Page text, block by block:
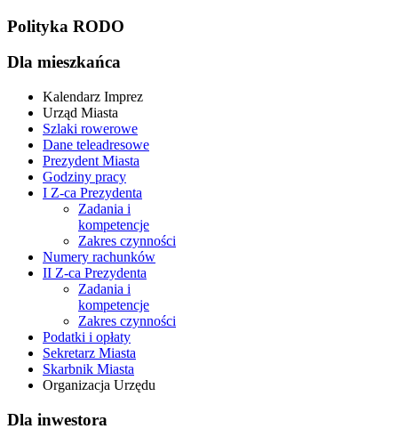
Polityka RODO
Dla mieszkańca
Kalendarz Imprez
Urząd Miasta
Szlaki rowerowe
Dane teleadresowe
Prezydent Miasta
Godziny pracy
I Z-ca Prezydenta
Zadania i
kompetencje
Zakres czynności
Numery rachunków
II Z-ca Prezydenta
Zadania i
kompetencje
Zakres czynności
Podatki i opłaty
Sekretarz Miasta
Skarbnik Miasta
Organizacja Urzędu
Dla inwestora